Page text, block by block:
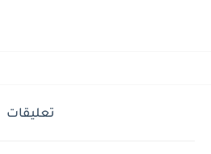
تعليقات